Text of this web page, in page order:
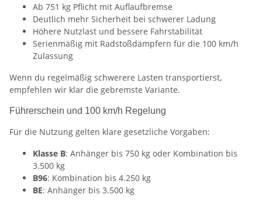
Ab 751 kg Pflicht mit Auflaufbremse
Deutlich mehr Sicherheit bei schwerer Ladung
Höhere Nutzlast und bessere Fahrstabilität
Serienmäßig mit Radstoßdämpfern für die 100 km/h
Zulassung
Wenn du regelmäßig schwerere Lasten transportierst,
empfehlen wir klar die gebremste Variante.
Führerschein und 100 km/h Regelung
Für die Nutzung gelten klare gesetzliche Vorgaben:
Klasse B: Anhänger bis 750 kg oder Kombination bis
3.500 kg
B96: Kombination bis 4.250 kg
BE: Anhänger bis 3.500 kg